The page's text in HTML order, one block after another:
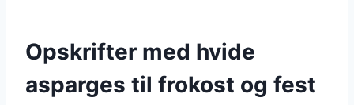
Opskrifter med hvide
asparges til frokost og fest